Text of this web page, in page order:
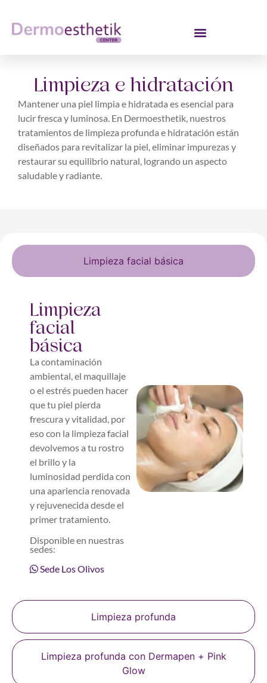
Limpieza e hidratación
Mantener una piel limpia e hidratada es esencial para
lucir fresca y luminosa. En Dermoesthetik, nuestros
tratamientos de limpieza profunda e hidratación están
diseñados para revitalizar la piel, eliminar impurezas y
restaurar su equilibrio natural, logrando un aspecto
saludable y radiante.
Limpieza facial básica
Limpieza profunda
Limpieza profunda con Dermapen + Pink
Glow
Limpieza
facial
básica
La contaminación
ambiental, el maquillaje
o el estrés pueden hacer
que tu piel pierda
frescura y vitalidad, por
eso con la limpieza facial
devolvemos a tu rostro
el brillo y la
luminosidad perdida con
una apariencia renovada
y rejuvenecida desde el
primer tratamiento.
Disponible en nuestras
sedes:
Sede Los Olivos